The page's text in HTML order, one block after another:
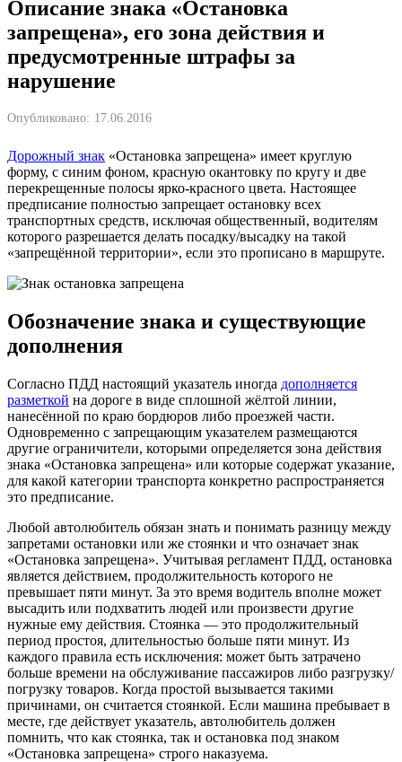
Описание знака «Остановка
запрещена», его зона действия и
предусмотренные штрафы за
нарушение
Опубликовано: 17.06.2016
Дорожный знак «Остановка запрещена» имеет круглую
форму, с синим фоном, красную окантовку по кругу и две
перекрещенные полосы ярко-красного цвета. Настоящее
предписание полностью запрещает остановку всех
транспортных средств, исключая общественный, водителям
которого разрешается делать посадку/высадку на такой
«запрещённой территории», если это прописано в маршруте.
Обозначение знака и существующие
дополнения
Согласно ПДД настоящий указатель иногда дополняется
разметкой на дороге в виде сплошной жёлтой линии,
нанесённой по краю бордюров либо проезжей части.
Одновременно с запрещающим указателем размещаются
другие ограничители, которыми определяется зона действия
знака «Остановка запрещена» или которые содержат указание,
для какой категории транспорта конкретно распространяется
это предписание.
Любой автолюбитель обязан знать и понимать разницу между
запретами остановки или же стоянки и что означает знак
«Остановка запрещена». Учитывая регламент ПДД, остановка
является действием, продолжительность которого не
превышает пяти минут. За это время водитель вполне может
высадить или подхватить людей или произвести другие
нужные ему действия. Стоянка — это продолжительный
период простоя, длительностью больше пяти минут. Из
каждого правила есть исключения: может быть затрачено
больше времени на обслуживание пассажиров либо разгрузку/
погрузку товаров. Когда простой вызывается такими
причинами, он считается стоянкой. Если машина пребывает в
месте, где действует указатель, автолюбитель должен
помнить, что как стоянка, так и остановка под знаком
«Остановка запрещена» строго наказуема.